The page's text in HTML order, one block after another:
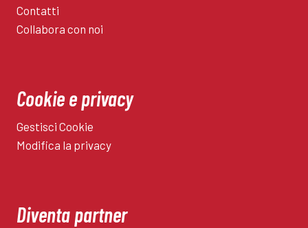
Contatti
Collabora con noi
Cookie e privacy
Gestisci Cookie
Modifica la privacy
Diventa partner